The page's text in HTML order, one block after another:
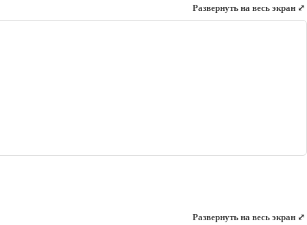
Развернуть на весь экран ⤢
Развернуть на весь экран ⤢